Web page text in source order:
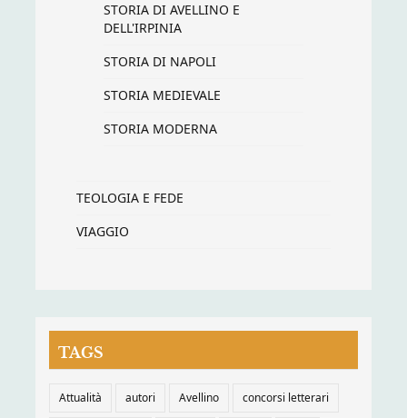
STORIA DI AVELLINO E
DELL'IRPINIA
STORIA DI NAPOLI
STORIA MEDIEVALE
STORIA MODERNA
TEOLOGIA E FEDE
VIAGGIO
TAGS
Attualità autori Avellino concorsi letterari